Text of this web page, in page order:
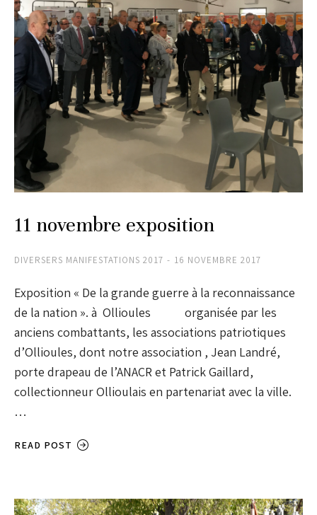
11 novembre exposition
DIVERSERS MANIFESTATIONS 2017 16 NOVEMBRE 2017
Exposition « De la grande guerre à la reconnaissance
de la nation ». à Ollioules organisée par les
anciens combattants, les associations patriotiques
d’Ollioules, dont notre association , Jean Landré,
porte drapeau de l’ANACR et Patrick Gaillard,
collectionneur Ollioulais en partenariat avec la ville.
…
READ POST